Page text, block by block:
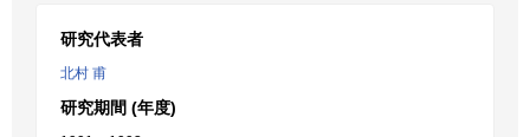
研究代表者
北村 甫
研究期間 (年度)